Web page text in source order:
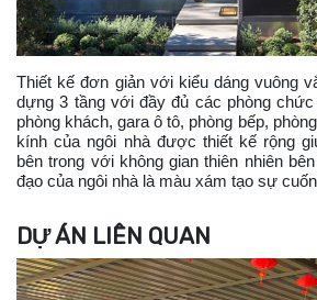
Thiết kế đơn giản với kiểu dáng vuông
dựng 3 tầng với đầy đủ các phòng chức
phòng khách, gara ô tô, phòng bếp,
kính của ngôi nhà được thiết kế rộng
bên trong với không gian thiên nhiên
đạo của ngôi nhà là màu xám tạo sự
DỰ ÁN LIÊN QUAN